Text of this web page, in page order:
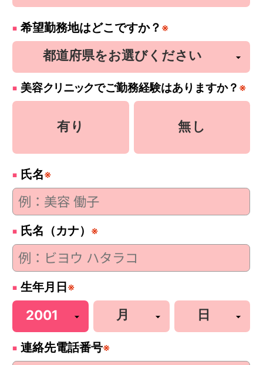
希望勤務地はどこですか？ ※
美容クリニックでご勤務経験はありますか？ ※
有り 無し
氏名※
氏名（カナ） ※
生年月日 ※
連絡先電話番号※